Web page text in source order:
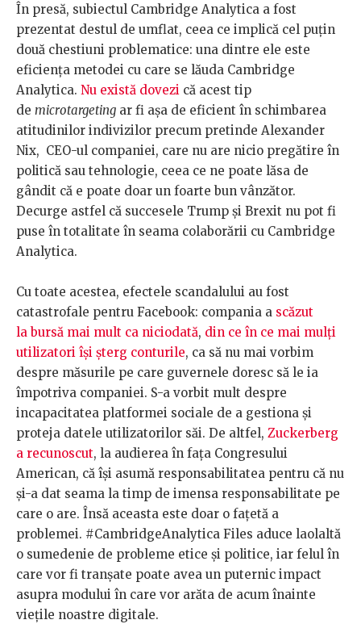
În presă, subiectul Cambridge Analytica a fost
prezentat destul de umflat, ceea ce implică cel puțin
două chestiuni problematice: una dintre ele este
eficiența metodei cu care se lăuda Cambridge
Analytica. Nu există dovezi că acest tip
de microtargeting ar fi așa de eficient în schimbarea
atitudinilor indivizilor precum pretinde Alexander
Nix, CEO-ul companiei, care nu are nicio pregătire în
politică sau tehnologie, ceea ce ne poate lăsa de
gândit că e poate doar un foarte bun vânzător.
Decurge astfel că succesele Trump și Brexit nu pot fi
puse în totalitate în seama colaborării cu Cambridge
Analytica.
Cu toate acestea, efectele scandalului au fost
catastrofale pentru Facebook: compania a scăzut
la bursă mai mult ca niciodată, din ce în ce mai mulți
utilizatori își șterg conturile, ca să nu mai vorbim
despre măsurile pe care guvernele doresc să le ia
împotriva companiei. S-a vorbit mult despre
incapacitatea platformei sociale de a gestiona și
proteja datele utilizatorilor săi. De altfel, Zuckerberg
a recunoscut, la audierea în fața Congresului
American, că își asumă responsabilitatea pentru că nu
și-a dat seama la timp de imensa responsabilitate pe
care o are. Însă aceasta este doar o fațetă a
problemei. #CambridgeAnalytica Files aduce laolaltă
o sumedenie de probleme etice și politice, iar felul în
care vor fi tranșate poate avea un puternic impact
asupra modului în care vor arăta de acum înainte
viețile noastre digitale.